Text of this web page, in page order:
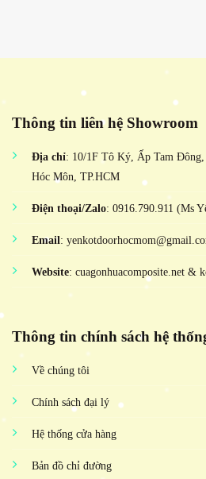
Thông tin liên hệ Showroom
Địa chỉ: 10/1F Tô Ký, Ấp Tam
Hóc Môn, TP.HCM
Điện thoại/Zalo: 0916.790.911 (Ms
Email:
Website: cuagonhuacomposite.net &
Thông tin chính sách hệ
Về chúng tôi
Chính sách đại lý
Hệ thống cửa hàng
Bản đồ chỉ đường